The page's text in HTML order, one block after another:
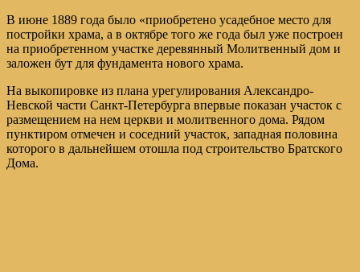
В июне 1889 года было «приобретено усадебное место для
постройки храма, а в октябре того же года был уже построен
на приобретенном участке деревянный Молитвенный дом и
заложен бут для фундамента нового храма.
На выкопировке из плана урегулирования Александро-
Невской части Санкт-Петербурга впервые показан участок с
размещением на нем церкви и молитвенного дома. Рядом
пунктиром отмечен и соседний участок, западная половина
которого в дальнейшем отошла под строительство Братского
Дома.